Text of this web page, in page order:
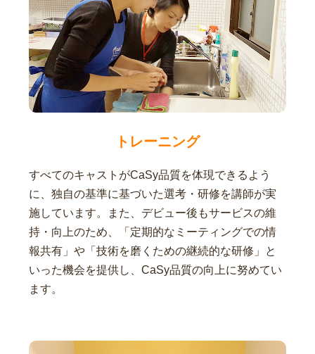
トレーニング
すべてのキャストがCaSy品質を体現できるよう
に、独自の基準に基づいた選考・研修を講師が実
施しています。また、デビュー後もサービスの維
持・向上のため、「定期的なミーティングでの情
報共有」や「技術を磨くための継続的な研修」と
いった機会を提供し、CaSy品質の向上に努めてい
ます。